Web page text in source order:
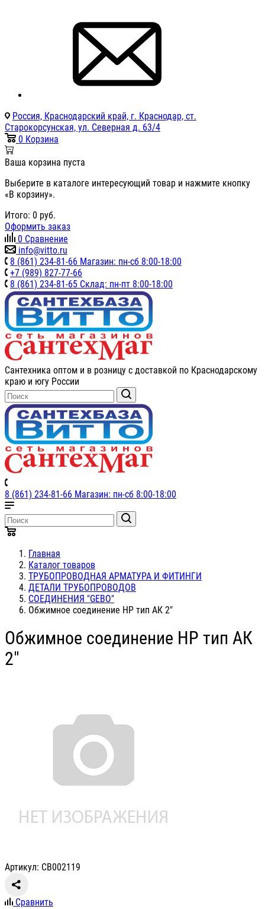
Россия, Краснодарский край, г. Краснодар, ст.
Старокорсунская, ул. Северная д. 63/4
0 Корзина
Ваша корзина пуста
Выберите в каталоге интересующий товар и нажмите кнопку
«В корзину».
Итого: 0 руб.
Оформить заказ
0 Сравнение
info@vitto.ru
8 (861) 234-81-66 Магазин: пн-сб 8:00-18:00
+7 (989) 827-77-66
8 (861) 234-81-65 Склад: пн-пт 8:00-18:00
Сантехника оптом и в розницу с доставкой по Краснодарскому
краю и югу России
8 (861) 234-81-66 Магазин: пн-сб 8:00-18:00
Главная
Каталог товаров
ТРУБОПРОВОДНАЯ АРМАТУРА И ФИТИНГИ
ДЕТАЛИ ТРУБОПРОВОДОВ
СОЕДИНЕНИЯ "GEBO"
Обжимное соединение НР тип АК 2"
Обжимное соединение НР тип АК
2"
Артикул: СВ002119
Сравнить